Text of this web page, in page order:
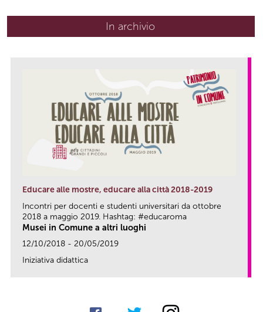
In archivio
Educare alle mostre, educare alla città 2018-2019
Incontri per docenti e studenti universitari da ottobre
2018 a maggio 2019. Hashtag: #educaroma
Musei in Comune a altri luoghi
12/10/2018 - 20/05/2019
Iniziativa didattica